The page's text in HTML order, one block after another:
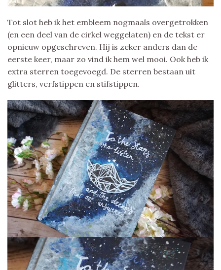
Tot slot heb ik het embleem nogmaals overgetrokken
(en een deel van de cirkel weggelaten) en de tekst er
opnieuw opgeschreven. Hij is zeker anders dan de
eerste keer, maar zo vind ik hem wel mooi. Ook heb ik
extra sterren toegevoegd. De sterren bestaan uit
glitters, verfstippen en stifstippen.